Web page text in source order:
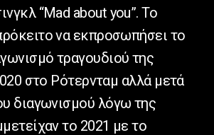
“Mad about you”. Το
να εκπροσωπήσει το
τραγουδιού της
στο Ρότερνταμ αλλά μετά
διαγωνισμού λόγω της
το 2021 με το